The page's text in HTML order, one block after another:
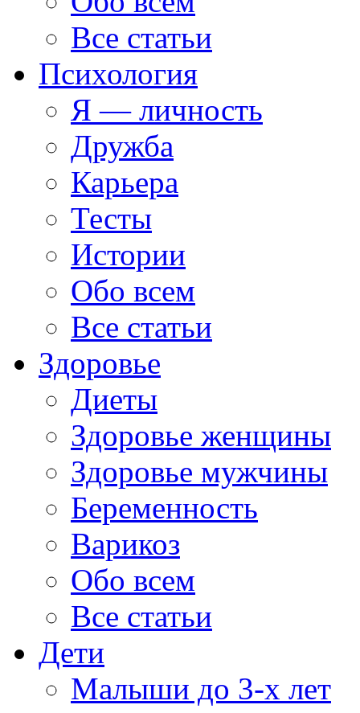
Все статьи
Психология
Я — личность
Дружба
Карьера
Тесты
Истории
Обо всем
Все статьи
Здоровье
Диеты
Здоровье женщины
Здоровье мужчины
Беременность
Варикоз
Обо всем
Все статьи
Дети
Малыши до 3-х лет